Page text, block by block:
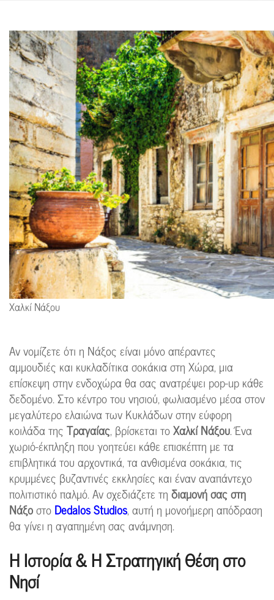
Χαλκί Νάξου
Αν νομίζετε ότι η Νάξος είναι μόνο απέραντες
αμμουδιές και κυκλαδίτικα σοκάκια στη Χώρα, μια
επίσκεψη στην ενδοχώρα θα σας ανατρέψει pop-up κάθε
δεδομένο. Στο κέντρο του νησιού, φωλιασμένο μέσα στον
μεγαλύτερο ελαιώνα των Κυκλάδων στην εύφορη
κοιλάδα της Τραγαίας, βρίσκεται τοΧαλκί Νάξου. Ένα
χωριό-έκπληξη που γοητεύει κάθε επισκέπτη με τα
επιβλητικά του αρχοντικά, τα ανθισμένα σοκάκια, τις
κρυμμένες βυζαντινές εκκλησίες και έναν αναπάντεχο
πολιτιστικό παλμό. Αν σχεδιάζετε τη διαμονή σας στη
Νάξοστο Dedalos Studios, αυτή η μονοήμερη απόδραση
θα γίνει η αγαπημένη σας ανάμνηση.
Η Ιστορία & Η Στρατηγική Θέση στο
Νησί